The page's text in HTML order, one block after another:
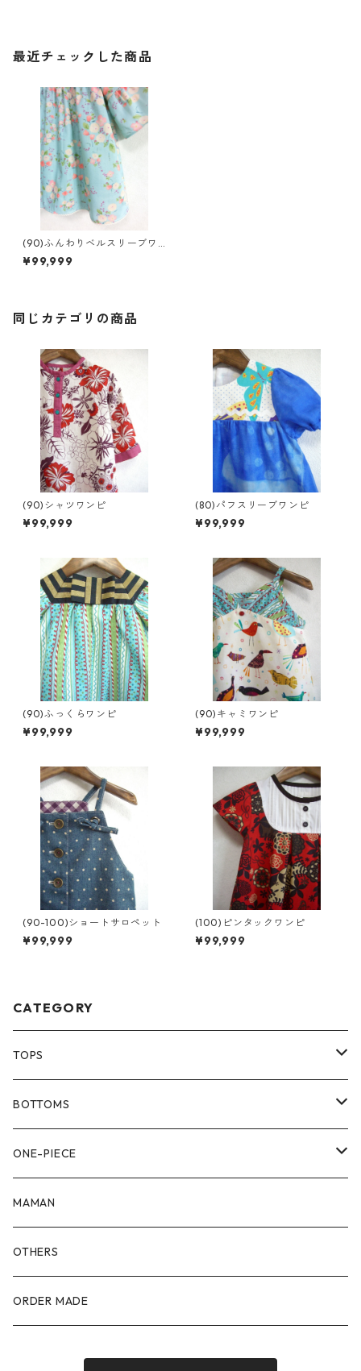
最近チェックした商品
(90)ふんわりベルスリーブワ
ンピ
¥99,999
同じカテゴリの商品
(90)シャツワンピ
¥99,999
(80)パフスリーブワンピ
¥99,999
(90)ふっくらワンピ
¥99,999
(90)キャミワンピ
¥99,999
(90-100)ショートサロペット
¥99,999
(100)ピンタックワンピ
¥99,999
CATEGORY
TOPS
80size
90size
100size
110size
BOTTOMS
80size
90size
100size
110size
ONE-PIECE
80size
90size
100size
MAMAN
OTHERS
ORDER MADE